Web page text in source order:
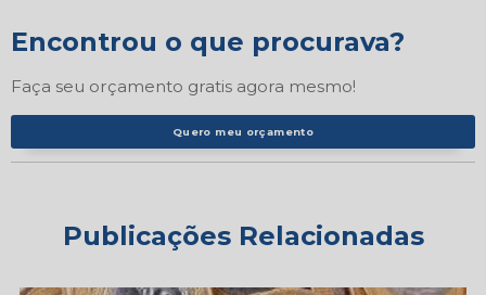
Encontrou o que procurava?
Faça seu orçamento gratis agora mesmo!
Quero meu orçamento
Publicações Relacionadas